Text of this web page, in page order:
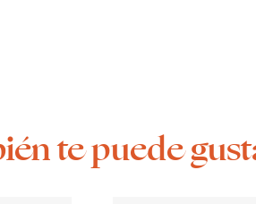
te puede